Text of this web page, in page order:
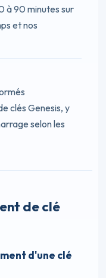
à 90 minutes sur
et nos
clés Genesis, y
selon les
de clé
d'une clé